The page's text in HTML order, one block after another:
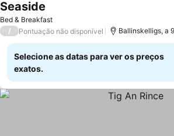
Bed & Breakfast
Seaside
/ Pontuação não disponível Ballinskelligs, a
Selecione as datas para ver os preços
exatos.